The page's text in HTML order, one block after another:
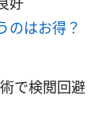
好
のはお得？
で検閲回避